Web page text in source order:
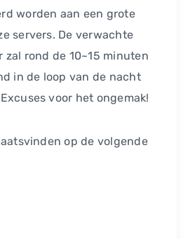
worden aan een grote
servers. De verwachte
rond de 10~15 minuten
in de loop van de nacht
voor het ongemak!
op de volgende